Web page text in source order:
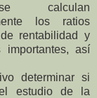
calculan
los ratios
rentabilidad y
importantes, así
determinar si
estudio de la